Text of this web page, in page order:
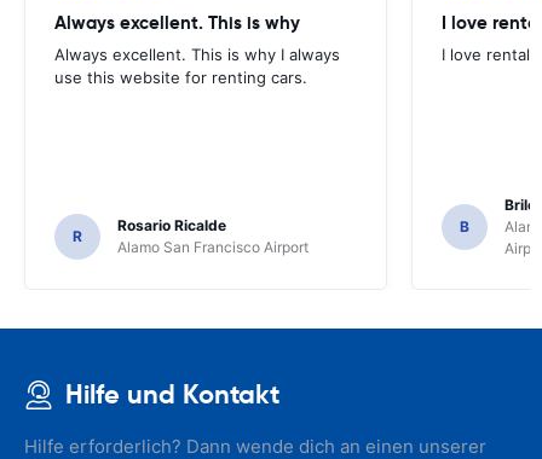
Always excellent. This is why
Always excellent. This is why I always
use this website for renting cars.
R
Rosario Ricalde
Alamo San Francisco Airport
I love
I love rental
B
Hilfe und Kontakt
Hilfe erforderlich? Dann wende dich an einen unserer